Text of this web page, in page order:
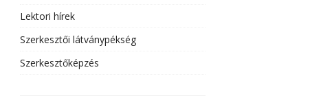
Lektori hírek
Szerkesztői látványpékség
Szerkesztőképzés